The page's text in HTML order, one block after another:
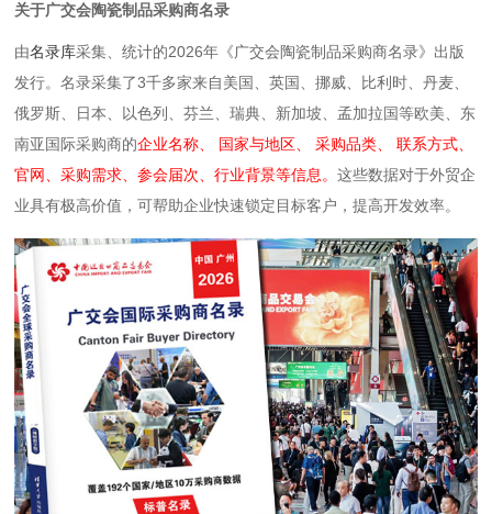
关于广交会陶瓷制品采购商名录
由名录库采集、统计的2026年《广交会陶瓷制品采购商名录》出版
发行。名录采集了3千多家来自美国、英国、挪威、比利时、丹麦、
俄罗斯、日本、以色列、芬兰、瑞典、新加坡、孟加拉国等欧美、东
南亚国际采购商的企业名称、 国家与地区、 采购品类、 联系方式、
官网、采购需求、参会届次、行业背景等信息。这些数据对于外贸企
业具有极高价值，可帮助企业快速锁定目标客户，提高开发效率。